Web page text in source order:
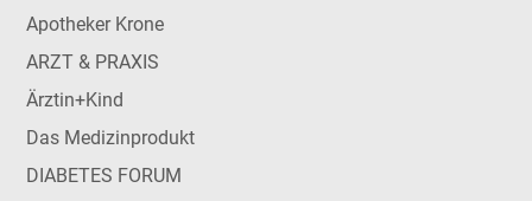
Apotheker Krone
ARZT & PRAXIS
Ärztin+Kind
Das Medizinprodukt
DIABETES FORUM